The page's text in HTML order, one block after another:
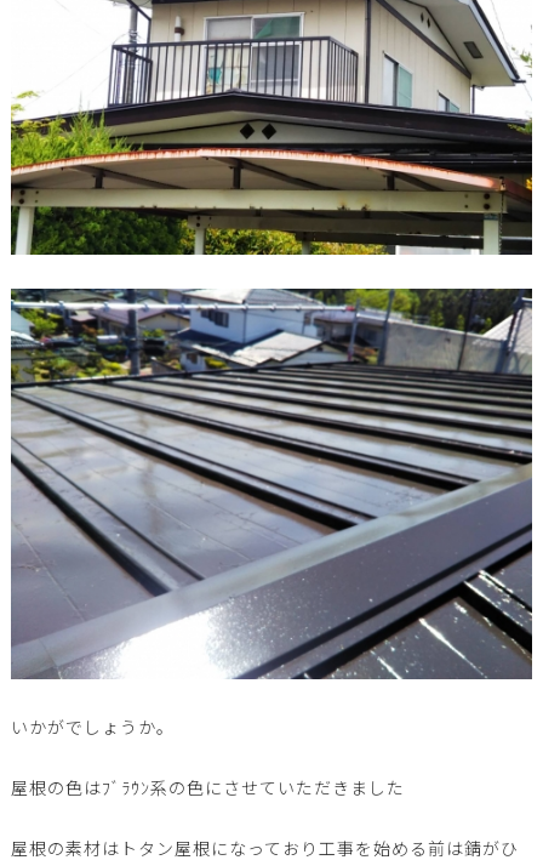
いかがでしょうか。
屋根の色はﾌﾞﾗｳﾝ系の色にさせていただきました
屋根の素材はトタン屋根になっており工事を始める前は錆がひ